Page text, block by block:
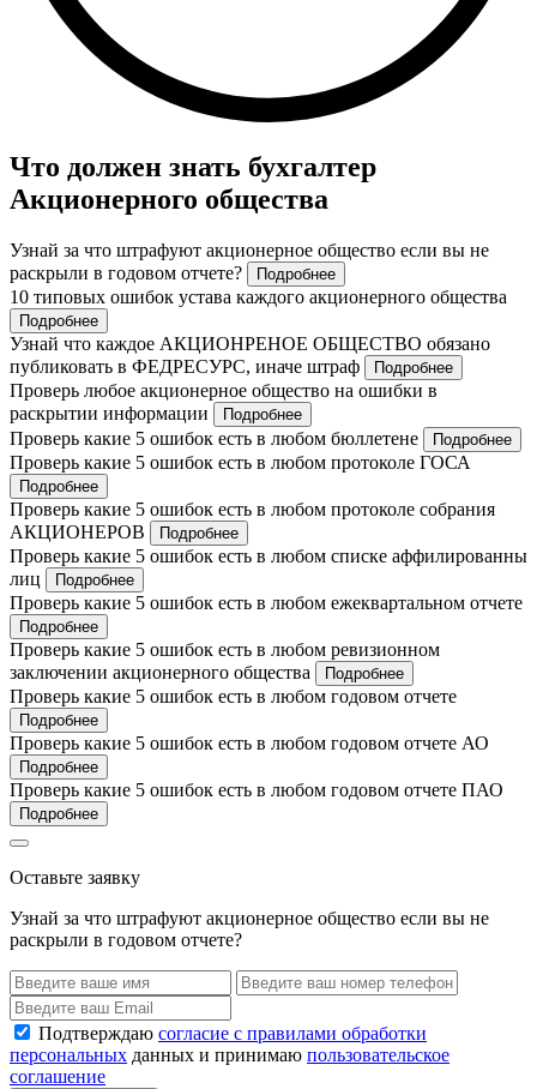
Что должен знать бухгалтер
Акционерного общества
Узнай за что штрафуют акционерное общество если вы не
раскрыли в годовом отчете?
Подробнее
10 типовых ошибок устава каждого акционерного общества
Подробнее
Узнай что каждое АКЦИОНРЕНОЕ ОБЩЕСТВО обязано
публиковать в ФЕДРЕСУРС, иначе штраф
Подробнее
Проверь любое акционерное общество на ошибки в
раскрытии информации
Подробнее
Проверь какие 5 ошибок есть в любом бюллетене Подробнее
Проверь какие 5 ошибок есть в любом протоколе ГОСА
Подробнее
Проверь какие 5 ошибок есть в любом протоколе собрания
АКЦИОНЕРОВ
Подробнее
Проверь какие 5 ошибок есть в любом списке аффилированны
лиц
Подробнее
Проверь какие 5 ошибок есть в любом ежеквартальном отчете
Подробнее
Проверь какие 5 ошибок есть в любом ревизионном
заключении акционерного общества
Подробнее
Проверь какие 5 ошибок есть в любом годовом отчете
Подробнее
Проверь какие 5 ошибок есть в любом годовом отчете АО
Подробнее
Проверь какие 5 ошибок есть в любом годовом отчете ПАО
Подробнее
Оставьте заявку
Узнай за что штрафуют акционерное общество если вы не
раскрыли в годовом отчете?
Подтверждаю согласие с правилами обработки
персональных данных и принимаю пользовательское
соглашение